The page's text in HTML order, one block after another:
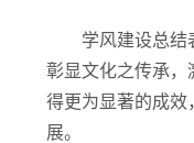
学风建设总结
彰显文化之传承，
得更为显著的成效
展。